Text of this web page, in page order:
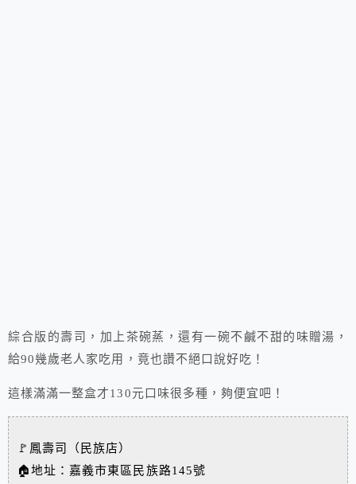
綜合版的壽司，加上茶碗蒸，還有一碗不鹹不甜的味贈湯，
給90幾歲老人家吃用，竟也讚不絕口說好吃！
這樣滿滿一整盒才130元口味很多種，夠便宜吧！
🚩 鳳壽司（民族店）
🏠地址：嘉義市東區民族路145號